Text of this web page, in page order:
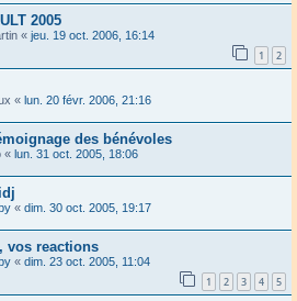
2005
« jeu. 19 oct. 2006, 16:14
1 2
« lun. 20 févr. 2006, 21:16
des bénévoles
« lun. 31 oct. 2005, 18:06
« dim. 30 oct. 2005, 19:17
vos reactions
« dim. 23 oct. 2005, 11:04
1 2 3 4 5